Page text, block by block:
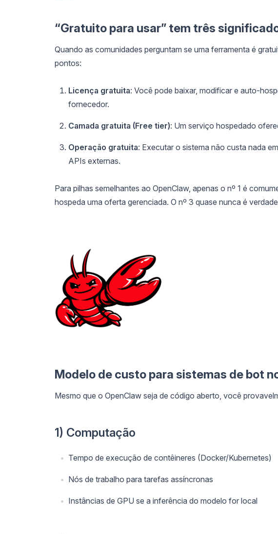
“Gratuito para usar” tem três
Quando as comunidades perguntam se uma ferramenta é
pontos:
Licença gratuita: Você pode baixar, modificar e auto-
fornecedor.
Camada gratuita (Free tier): Um serviço hospedado
Operação gratuita: Executar o sistema não custa nada
APIs externas.
Para pilhas semelhantes ao OpenClaw, apenas o nº 1 é
hospeda uma oferta gerenciada. O nº 3 quase nunca é
Modelo de custo para sistemas de bot
Mesmo que o OpenClaw seja de código aberto, você
1) Computação
Tempo de execução de contêineres (Docker/Kubernetes)
Nós de trabalho para tarefas assíncronas
Instâncias de GPU se a inferência do modelo for local